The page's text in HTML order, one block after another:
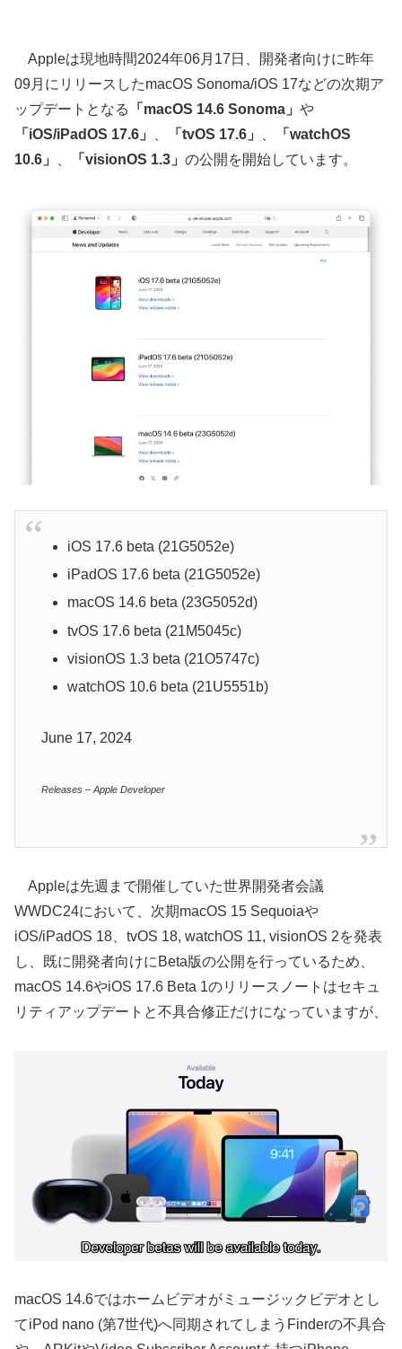
Appleは現地時間2024年06月17日、開発者向けに昨年
09月にリリースしたmacOS Sonoma/iOS 17などの次期ア
ップデートとなる
「macOS 14.6 Sonoma」 や
「iOS/iPadOS 17.6」
「tvOS 17.6」
「watchOS
10.6」
「visionOS 1.3」 の公開を開始しています。
iOS 17.6 beta (21G5052e)
iPadOS 17.6 beta (21G5052e)
macOS 14.6 beta (23G5052d)
tvOS 17.6 beta (21M5045c)
visionOS 1.3 beta (21O5747c)
watchOS 10.6 beta (21U5551b)
June 17, 2024
Releases – Apple Developer
Appleは先週まで開催していた世界開発者会議
WWDC24において、次期macOS 15 Sequoiaや
iOS/iPadOS 18、tvOS 18, watchOS 11, visionOS 2を発表
し、既に開発者向けにBeta版の公開を行っているため、
macOS 14.6やiOS 17.6 Beta 1のリリースノートはセキュ
リティアップデートと不具合修正だけになっていますが、
macOS 14.6ではホームビデオがミュージックビデオとし
てiPod nano (第7世代)へ同期されてしまうFinderの不具合